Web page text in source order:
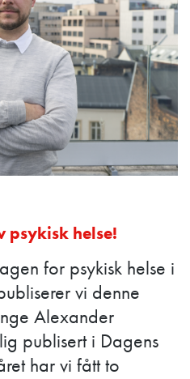
psykisk helse!
for psykisk helse i
vi denne
Alexander
publisert i Dagens
har vi fått to